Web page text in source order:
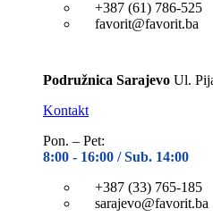
+387 (61) 786-525
favorit@favorit.ba
Podružnica Sarajevo Ul.
Kontakt
Pon. – Pet:
8:00 - 16:00 / Sub. 14:00
+387 (33) 765-185
sarajevo@favorit.ba